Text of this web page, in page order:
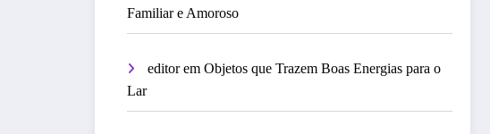
Familiar e Amoroso
editoremObjetos que Trazem Boas Energias para o
Lar